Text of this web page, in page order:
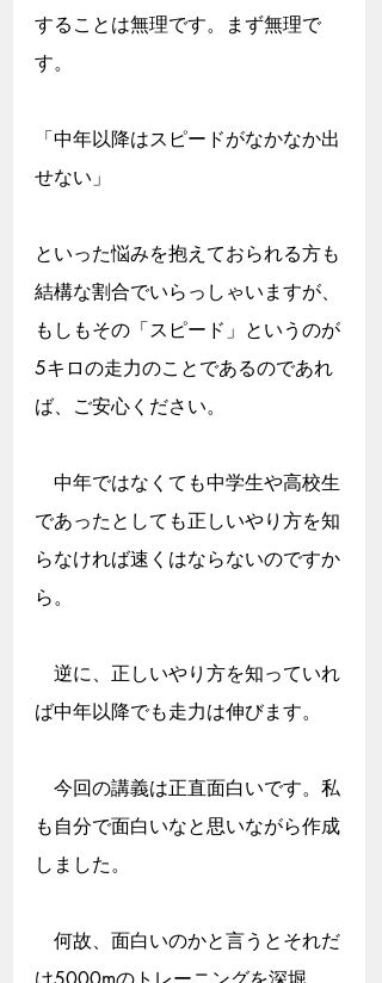
することは無理です。まず無理で
す。
「中年以降はスピードがなかなか出
せない」
といった悩みを抱えておられる方も
結構な割合でいらっしゃいますが、
もしもその「スピード」というのが
5キロの走力のことであるのであれ
ば、ご安心ください。
中年ではなくても中学生や高校生
であったとしても正しいやり方を知
らなければ速くはならないのですか
ら。
逆に、正しいやり方を知っていれ
ば中年以降でも走力は伸びます。
今回の講義は正直面白いです。私
も自分で面白いなと思いながら作成
しました。
何故、面白いのかと言うとそれだ